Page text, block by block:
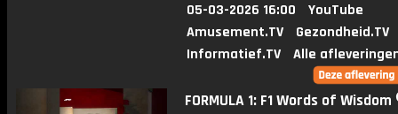
05-03-2026 16:00
YouTube
Amusement.TV
Gezondheid.TV
Informatief.TV
Alle
FORMULA 1: F1 Words of